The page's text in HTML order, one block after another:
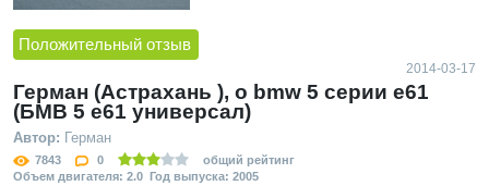
Положительный отзыв
2014-03-17
Герман (Астрахань ), о bmw 5 серии e61
(БМВ 5 е61 универсал)
Автор: Герман
7843 0
общий рейтинг
Объем двигателя: 2.0 Год выпуска: 2005